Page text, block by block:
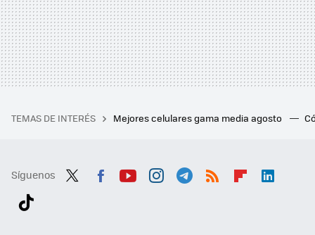
TEMAS DE INTERÉS Mejores celulares gama media agosto
Síguenos